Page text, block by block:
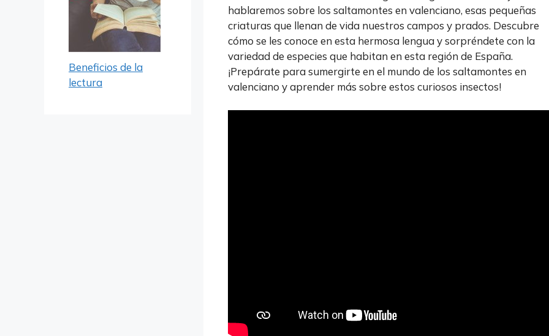
hablaremos sobre los saltamontes en valenciano, esas pequeñas
criaturas que llenan de vida nuestros campos y prados. Descubre
cómo se les conoce en esta hermosa lengua y sorpréndete con la
variedad de especies que habitan en esta región de España.
¡Prepárate para sumergirte en el mundo de los saltamontes en
valenciano y aprender más sobre estos curiosos insectos!
Beneficios de la
lectura